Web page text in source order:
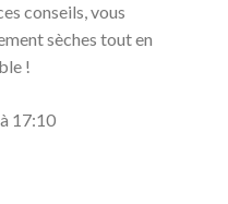
conseils, vous
sèches tout en
!
17:10